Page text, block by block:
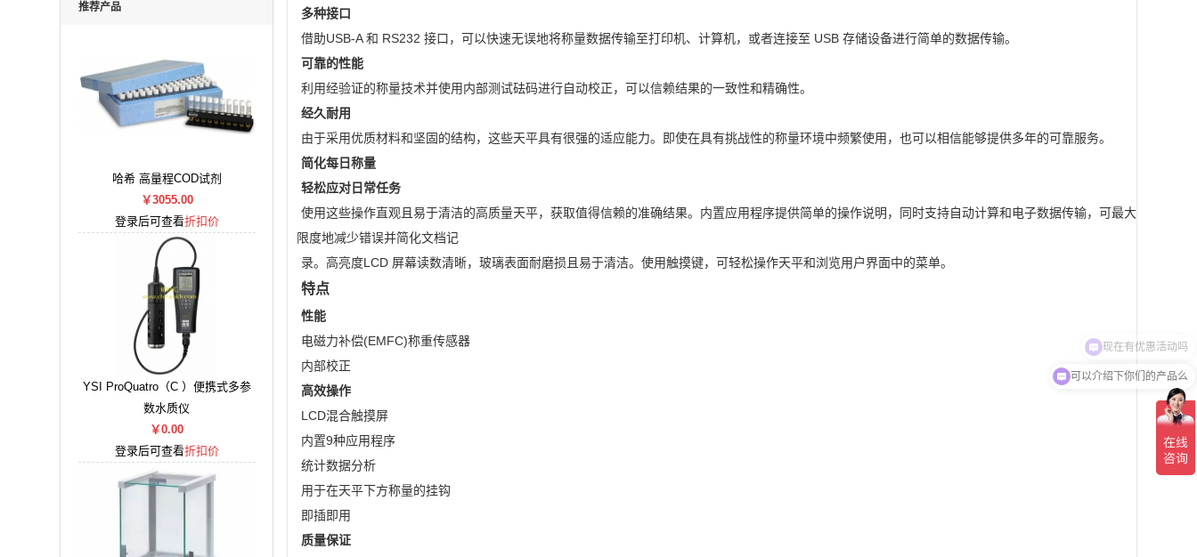
多种接口
借助USB-A 和 RS232 接口，可以快速无误地将称量数据传输至打印机、计算机，或者连接至 USB 存储设备进行简单的数据传输。
可靠的性能
利用经验证的称量技术并使用内部测试砝码进行自动校正，可以信赖结果的一致性和精确性。
经久耐用
由于采用优质材料和坚固的结构，这些天平具有很强的适应能力。即使在具有挑战性的称量环境中频繁使用，也可以相信能够提供多年的可靠服务。
简化每日称量
轻松应对日常任务
使用这些操作直观且易于清洁的高质量天平，获取值得信赖的准确结果。内置应用程序提供简单的操作说明，同时支持自动计算和电子数据传输，可最大
限度地减少错误并简化文档记
录。高亮度LCD 屏幕读数清晰，玻璃表面耐磨损且易于清洁。使用触摸键，可轻松操作天平和浏览用户界面中的菜单。
特点
性能
电磁力补偿(EMFC)称重传感器
内部校正
高效操作
LCD混合触摸屏
内置9种应用程序
统计数据分析
用于在天平下方称量的挂钩
即插即用
质量保证
推荐产品
哈希 高量程COD试剂
￥3055.00
登录后可查看折扣价
YSI ProQuatro（C ）便携式多参
数水质仪
￥0.00
登录后可查看折扣价
可以介绍下你们的产品么